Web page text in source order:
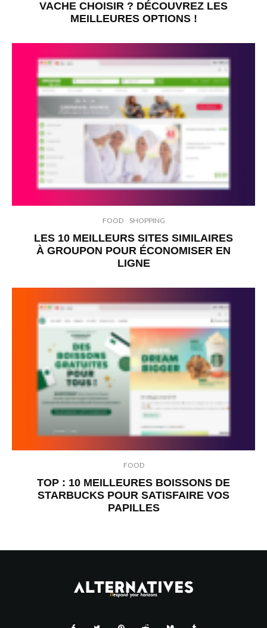
VACHE CHOISIR ? DÉCOUVREZ LES
MEILLEURES OPTIONS !
FOOD SHOPPING
LES 10 MEILLEURS SITES SIMILAIRES
À GROUPON POUR ÉCONOMISER EN
LIGNE
FOOD
TOP : 10 MEILLEURES BOISSONS DE
STARBUCKS POUR SATISFAIRE VOS
PAPILLES